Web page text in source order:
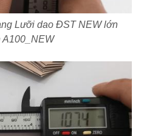
Lưỡi dao ĐST NEW lớn
A100_NEW